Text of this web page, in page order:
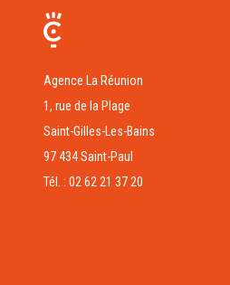
Agence La Réunion
1, rue de la Plage
Saint-Gilles-Les-Bains
97 434 Saint-Paul
Tél. : 02 62 21 37 20